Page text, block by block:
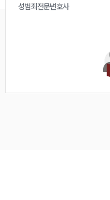
성범죄전문변호사